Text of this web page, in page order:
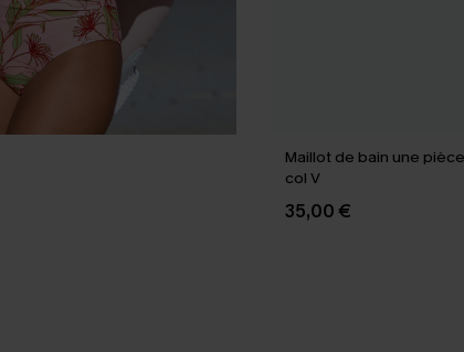
Maillot de bain une
col V
35,00 €